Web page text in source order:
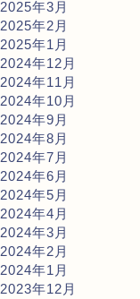
2025年3月
2025年2月
2025年1月
2024年12月
2024年11月
2024年10月
2024年9月
2024年8月
2024年7月
2024年6月
2024年5月
2024年4月
2024年3月
2024年2月
2024年1月
2023年12月